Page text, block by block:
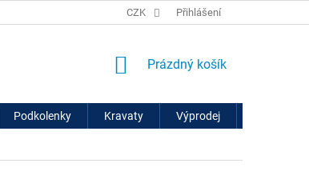
VRÁCENÍ ZBOŽÍ A REKLAMACE
CZK Přihlášení
NÁKUPNÍ
Prázdný košík
Podkolenky Kravaty Výprodej